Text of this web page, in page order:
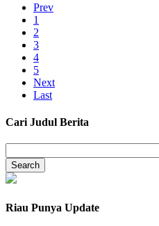
Prev
1
2
3
4
5
Next
Last
Cari Judul Berita
Riau Punya Update